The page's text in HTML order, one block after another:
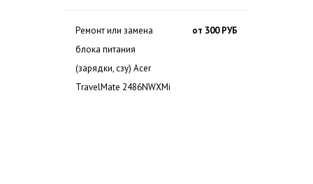
Ремонт или замена
блока питания
(зарядки, сзу) Acer
TravelMate 2486NWXMi
от 300 РУБ